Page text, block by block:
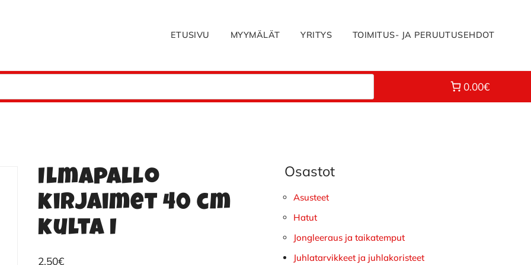
ETUSIVU MYYMÄLÄT YRITYS TOIMITUS- JA PERUUTUSEHDOT
0.00€
Ilmapallo
kirjaimet 40 cm
kulta I
2.50€
Ensisijainen
sivupalkki
Osastot
Asusteet
Hatut
Jongleeraus ja taikatemput
Juhlatarvikkeet ja juhlakoristeet